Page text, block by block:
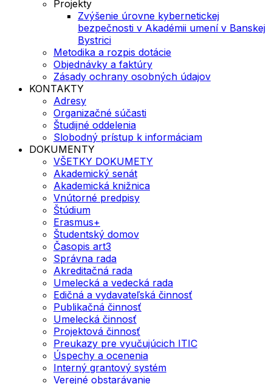
Projekty
Zvýšenie úrovne kybernetickej
bezpečnosti v Akadémii umení v Banskej
Bystrici
Metodika a rozpis dotácie
Objednávky a faktúry
Zásady ochrany osobných údajov
KONTAKTY
Adresy
Organizačné súčasti
Študijné oddelenia
Slobodný prístup k informáciam
DOKUMENTY
VŠETKY DOKUMETY
Akademický senát
Akademická knižnica
Vnútorné predpisy
Štúdium
Erasmus+
Študentský domov
Časopis art3
Správna rada
Akreditačná rada
Umelecká a vedecká rada
Edičná a vydavateľská činnosť
Publikačná činnosť
Umelecká činnosť
Projektová činnosť
Preukazy pre vyučujúcich ITIC
Úspechy a ocenenia
Interný grantový systém
Verejné obstarávanie